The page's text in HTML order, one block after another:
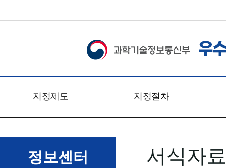
지정제도
개요
문의처
찾아오시는 길
지정절차
신청접수
심사절차
심사방법
정보센터 서식자